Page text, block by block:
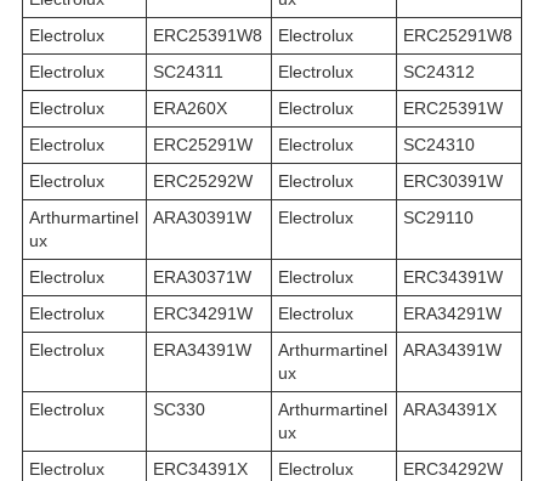
Electrolux
ERC25391W8 Electrolux
ERC25291W8
Electrolux
SC24311 Electrolux
SC24312
Electrolux
ERA260X Electrolux
ERC25391W
Electrolux
ERC25291W Electrolux
SC24310
Electrolux
ERC25292W Electrolux
ERC30391W
Arthurmartinel
ux
ARA30391W Electrolux SC29110
Electrolux ERA30371W Electrolux
ERC34391W
Electrolux
ERC34291W Electrolux
ERA34291W
Electrolux
ERA34391W
Arthurmartinel
ux
ARA34391W
Electrolux SC330
Arthurmartinel
ux
ARA34391X
Electrolux ERC34391X Electrolux
ERC34292W